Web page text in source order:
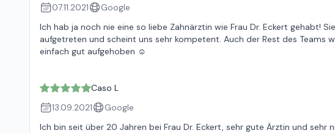
07.11.2021
Google
Ich hab ja noch nie eine so liebe Zahnärztin wie Frau Dr. Eckert gehabt!
aufgetreten und scheint uns sehr kompetent. Auch der Rest des Teams
einfach gut aufgehoben ☺️
Caso L
13.09.2021
Google
Ich bin seit über 20 Jahren bei Frau Dr. Eckert, sehr gute Ärztin und sehr